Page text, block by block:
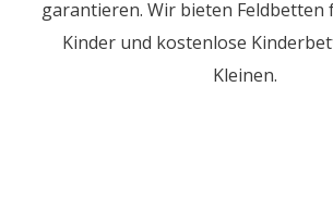
garantieren. Wir bieten Feldbetten
Kinder und kostenlose
Kleinen.